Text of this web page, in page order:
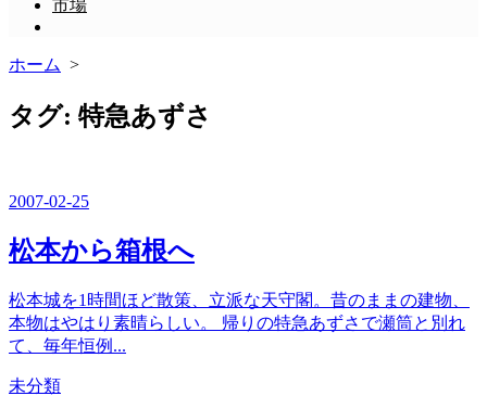
市場
ュ
を
閉
ホーム >
タグ: 特急あずさ
2007-02-25
松本から箱根へ
松本城を1時間ほど散策、立派な天守閣。昔のままの建物、
本物はやはり素晴らしい。 帰りの特急あずさで瀬筒と別れ
て、毎年恒例...
カ
未分類